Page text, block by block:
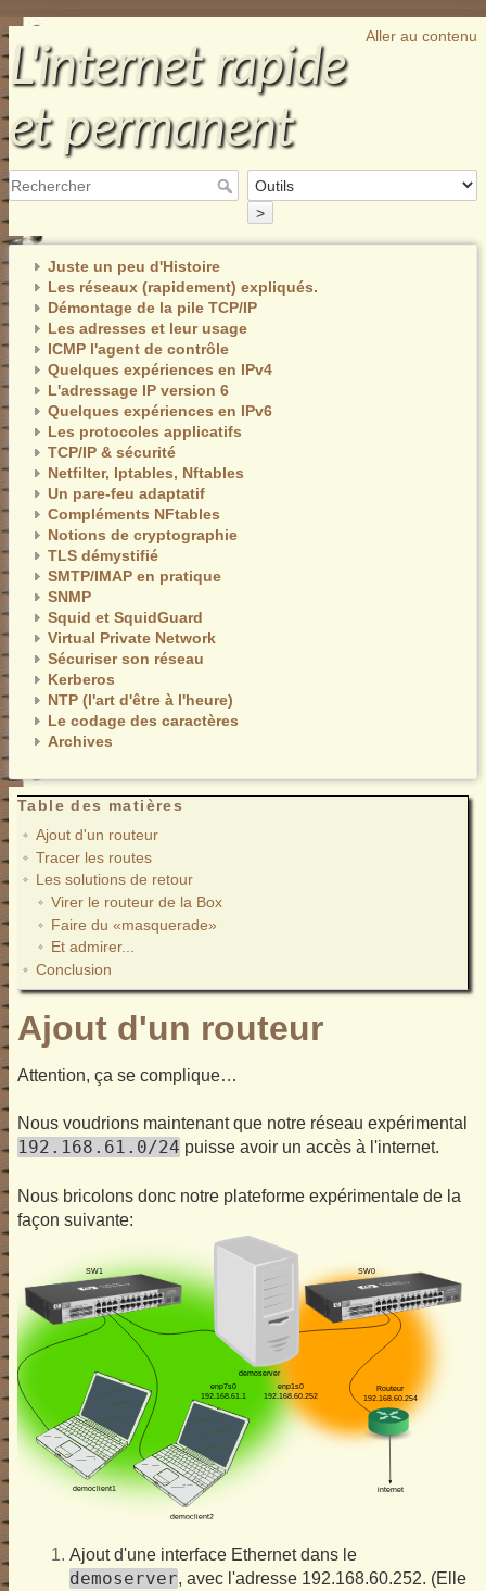
Aller au contenu
L'internet rapide
et permanent
>
Juste un peu d'Histoire
Les réseaux (rapidement) expliqués.
Démontage de la pile TCP/IP
Les adresses et leur usage
ICMP l'agent de contrôle
Quelques expériences en IPv4
L'adressage IP version 6
Quelques expériences en IPv6
Les protocoles applicatifs
TCP/IP & sécurité
Netfilter, Iptables, Nftables
Un pare-feu adaptatif
Compléments NFtables
Notions de cryptographie
TLS démystifié
SMTP/IMAP en pratique
SNMP
Squid et SquidGuard
Virtual Private Network
Sécuriser son réseau
Kerberos
NTP (l'art d'être à l'heure)
Le codage des caractères
Archives
Table des matières
Ajout d'un routeur
Tracer les routes
Les solutions de retour
Virer le routeur de la Box
Faire du «masquerade»
Et admirer...
Conclusion
Ajout d'un routeur
Attention, ça se complique…
Nous voudrions maintenant que notre réseau expérimental
192.168.61.0/24 puisse avoir un accès à l'internet.
Nous bricolons donc notre plateforme expérimentale de la
façon suivante:
Ajout d'une interface Ethernet dans le
demoserver, avec l'adresse 192.168.60.252. (Elle